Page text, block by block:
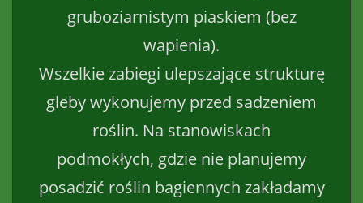
gruboziarnistym piaskiem (bez
wapienia).
Wszelkie zabiegi ulepszające strukturę
gleby wykonujemy przed sadzeniem
roślin. Na stanowiskach
podmokłych, gdzie nie planujemy
posadzić roślin bagiennych zakładamy